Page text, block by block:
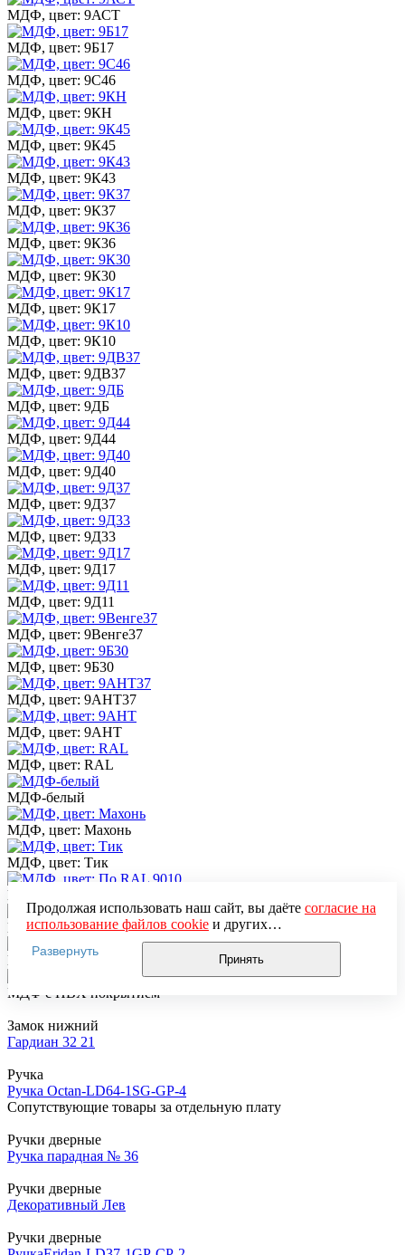
МДФ, цвет: 9АСТ
МДФ, цвет: 9Б17
МДФ, цвет: 9С46
МДФ, цвет: 9КН
МДФ, цвет: 9К45
МДФ, цвет: 9К43
МДФ, цвет: 9К37
МДФ, цвет: 9К36
МДФ, цвет: 9К30
МДФ, цвет: 9К17
МДФ, цвет: 9К10
МДФ, цвет: 9ДВ37
МДФ, цвет: 9ДБ
МДФ, цвет: 9Д44
МДФ, цвет: 9Д40
МДФ, цвет: 9Д37
МДФ, цвет: 9Д33
МДФ, цвет: 9Д17
МДФ, цвет: 9Д11
МДФ, цвет: 9Венге37
МДФ, цвет: 9Б30
МДФ, цвет: 9АНТ37
МДФ, цвет: 9АНТ
МДФ, цвет: RAL
МДФ-белый
МДФ, цвет: Махонь
МДФ, цвет: Тик
МДФ, цвет: По RAL 9010
МДФ, цвет: Орех классический
МДФ
МДФ с ПВХ покрытием
Замок нижний
Гардиан 32 21
Ручка
Ручка Octan-LD64-1SG-GP-4
Сопутствующие товары за отдельную плату
Ручки дверные
Ручка парадная № 36
Ручки дверные
Декоративный Лев
Ручки дверные
Продолжая использовать наш сайт, вы даёте согласие на
использование файлов cookieи других
пользовательских данных (включая IP-адрес, сведения о
местоположении, устройстве, действиях на сайте и т. п.)
для функционирования сайта, проведения
использования систем аналитики (например,
Яндекс.Метрика), в соответствии с нашей
Если вы не хотите, чтобы ваши данные обрабатывались,
настройте ограничения в браузере или покиньте сайт.
Развернуть
Принять